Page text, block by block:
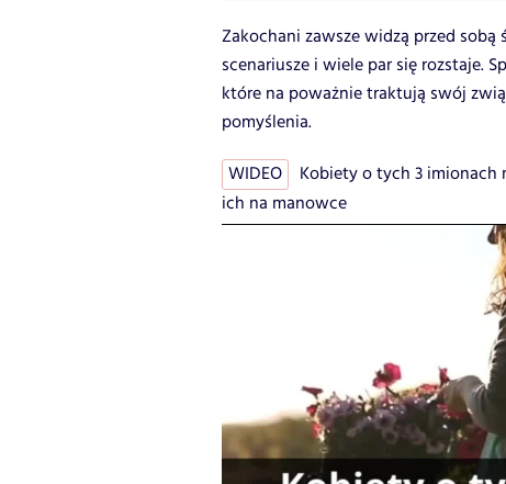
Zakochani zawsze widzą przed sobą
scenariusze i wiele par się rozstaje.
które na poważnie traktują swój
pomyślenia.
WIDEO
Kobiety o tych 3
ich na manowce